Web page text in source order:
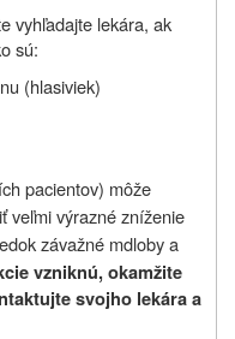
vyhľadajte lekára, ak
sú:
(hlasiviek)
pacientov) môže
veľmi výrazné zníženie
závažné mdloby a
vzniknú, okamžite
svojho lekára a